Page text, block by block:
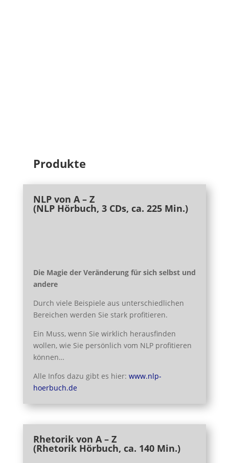
Produkte
NLP von A – Z
(NLP Hörbuch, 3 CDs, ca. 225 Min.)
Die Magie der Veränderung für sich selbst und
andere
Durch viele Beispiele aus unterschiedlichen
Bereichen werden Sie stark profitieren.
Ein Muss, wenn Sie wirklich herausfinden
wollen, wie Sie persönlich vom NLP profitieren
können…
Alle Infos dazu gibt es hier: www.nlp-
hoerbuch.de
Rhetorik von A – Z
(Rhetorik Hörbuch, ca. 140 Min.)